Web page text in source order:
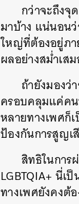
กว่าจะถึงจุ
มาบ้าง แน่นอน
ใหญ่ที่ต้องอยู่ภา
ผลอย่างสม่ำเส
ถ้ายังมองว่
ครอบคลุมแค่ค
หลายทางเพศก็
ป้องกันการสูญเ
สิทธิในการ
LGBTQIA+ นี่
ทางเพศยังคงต้